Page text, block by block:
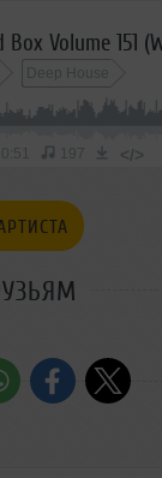
Deep House
197 </>